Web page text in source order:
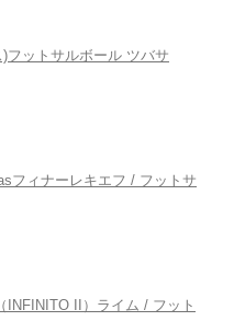
フットサルボール ツバサ
フィナーレキエフ / フットサ
INFINITO II）ライム / フット